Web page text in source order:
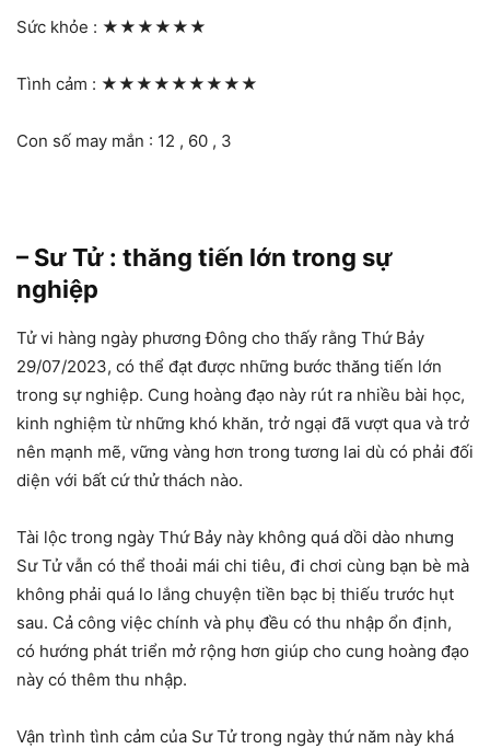
Sức khỏe : ★★★★★★
Tình cảm : ★★★★★★★★★
Con số may mắn : 12 , 60 , 3
– Sư Tử : thăng tiến lớn trong sự
nghiệp
Tử vi hàng ngày phương Đông cho thấy rằng Thứ Bảy
29/07/2023, có thể đạt được những bước thăng tiến lớn
trong sự nghiệp. Cung hoàng đạo này rút ra nhiều bài học,
kinh nghiệm từ những khó khăn, trở ngại đã vượt qua và trở
nên mạnh mẽ, vững vàng hơn trong tương lai dù có phải đối
diện với bất cứ thử thách nào.
Tài lộc trong ngày Thứ Bảy này không quá dồi dào nhưng
Sư Tử vẫn có thể thoải mái chi tiêu, đi chơi cùng bạn bè mà
không phải quá lo lắng chuyện tiền bạc bị thiếu trước hụt
sau. Cả công việc chính và phụ đều có thu nhập ổn định,
có hướng phát triển mở rộng hơn giúp cho cung hoàng đạo
này có thêm thu nhập.
Vận trình tình cảm của Sư Tử trong ngày thứ năm này khá